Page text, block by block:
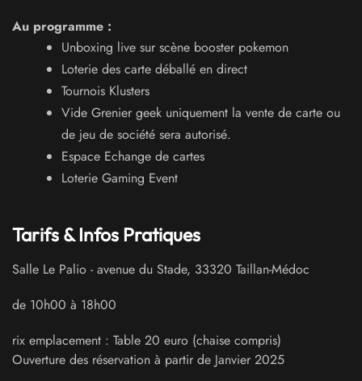
Au programme :
Unboxing live sur scène booster pokemon
Loterie des carte déballé en direct
Tournois Klusters
Vide Grenier geek uniquement la vente de carte ou
de jeu de société sera autorisé.
Espace Echange de cartes
Loterie Gaming Event
Tarifs & Infos Pratiques
Salle Le Palio -avenue du Stade, 33320 Taillan-Médoc
de 10h00 à 18h00
rix emplacement : Table 20 euro (chaise compris)
Ouverture des réservation à partir de Janvier 2025